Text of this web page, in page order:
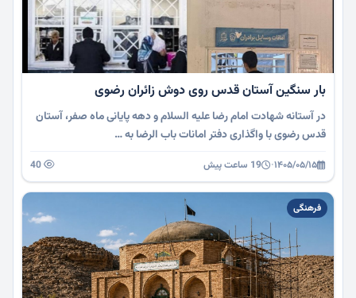
بار سنگین آستان قدس روی دوش زائران رضوی
در آستانه شهادت امام رضا علیه السلام و دهه پایانی ماه صفر، آستان
قدس رضوی با واگذاری دفتر امانات باب الرضا به …
۱۴۰۵/۰۵/۱۵· 19 ساعت پیش
فرهنگی